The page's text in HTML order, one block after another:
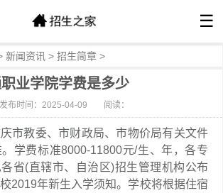
☰
新闻资讯 > 招生简章 >
业学院学费是多少
发布时间：2025-04-09 阅读：
市教委、市财政局、市物价局有关文件
学费标准8000-11800元/生、年，各专
省(直辖市、自治区)招生管理机构公布
2019年新生入学须知。学校将根据住宿